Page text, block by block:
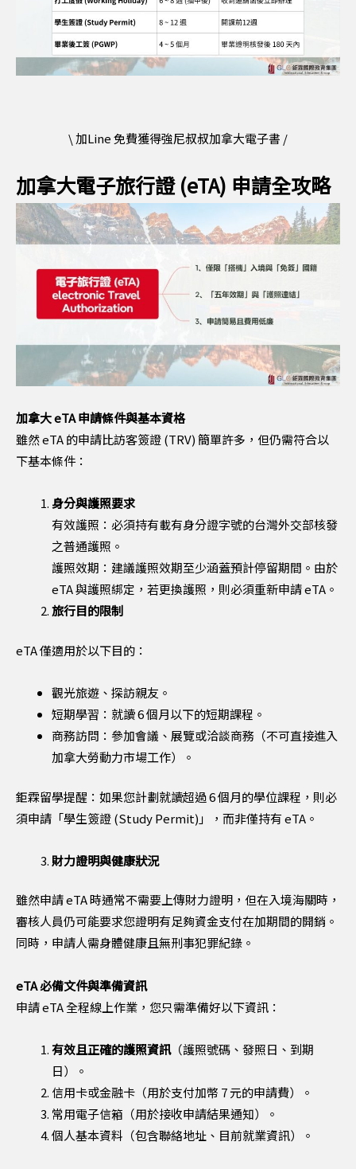
\ 加Line 免費獲得強尼叔叔加拿大電子書 /
加拿大電子旅行證 (eTA) 申請全攻略
加拿大 eTA 申請條件與基本資格
雖然 eTA 的申請比訪客簽證 (TRV) 簡單許多，但仍需符合以
下基本條件：
身分與護照要求
有效護照：必須持有載有身分證字號的台灣外交部核發
之普通護照。
護照效期：建議護照效期至少涵蓋預計停留期間。由於
eTA 與護照綁定，若更換護照，則必須重新申請 eTA。
旅行目的限制
eTA 僅適用於以下目的：
觀光旅遊、探訪親友。
短期學習：就讀 6 個月以下的短期課程。
商務訪問：參加會議、展覽或洽談商務（不可直接進入
加拿大勞動力市場工作）。
鉅霖留學提醒：如果您計劃就讀超過 6 個月的學位課程，則必
須申請「學生簽證 (Study Permit)」，而非僅持有 eTA。
財力證明與健康狀況
雖然申請 eTA 時通常不需要上傳財力證明，但在入境海關時，
審核人員仍可能要求您證明有足夠資金支付在加期間的開銷。
同時，申請人需身體健康且無刑事犯罪紀錄。
eTA 必備文件與準備資訊
申請 eTA 全程線上作業，您只需準備好以下資訊：
有效且正確的護照資訊（護照號碼、發照日、到期
日）。
信用卡或金融卡（用於支付加幣 7 元的申請費）。
常用電子信箱（用於接收申請結果通知）。
個人基本資料（包含聯絡地址、目前就業資訊）。